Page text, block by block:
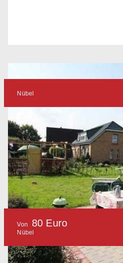
Nübel
Von 80 Euro
Nübel